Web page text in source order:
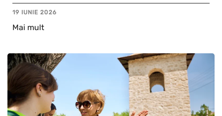
19 IUNIE 2026
Mai mult